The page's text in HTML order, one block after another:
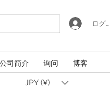
ログ
公司简介 询问 博客
JPY (¥)